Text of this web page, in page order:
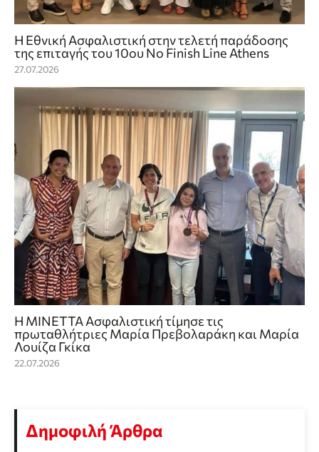
Η Εθνική Ασφαλιστική στην τελετή παράδοσης
της επιταγής του 10ου No Finish Line Athens
27.07.2026
Η ΜΙΝΕΤΤΑ Ασφαλιστική τίμησε τις
πρωταθλήτριες Μαρία Πρεβολαράκη και Μαρία
Λουίζα Γκίκα
22.07.2026
Δημοφιλή Άρθρα